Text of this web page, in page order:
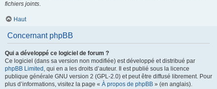
fichiers joints.
Haut
Concernant phpBB
Qui a développé ce logiciel de forum ?
Ce logiciel (dans sa version non modifiée) est développé et distribué par
phpBB Limited , qui en a les droits d’auteur. Il est publié sous la licence
publique générale GNU version 2 (GPL-2.0) et peut être diffusé librement. Pour
plus d’informations, visitez la page « À propos de phpBB » (en anglais).